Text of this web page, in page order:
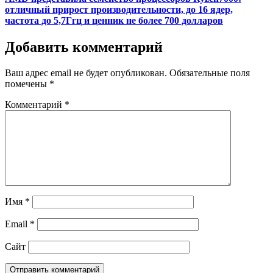
отличный прирост производительности, до 16 ядер,
частота до 5,7Ггц и ценник не более 700 долларов
Добавить комментарий
Ваш адрес email не будет опубликован. Обязательные поля
помечены *
Комментарий *
Имя *
Email *
Сайт